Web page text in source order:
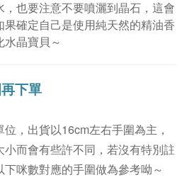
也要注意不要噴灑到晶石，這會
果確定自己是使用純天然的精油香
晶寶貝～
下單
， 出貨以16cm左右手圍為主 ，
而會有些許不同，若沒有特別註
咪數對應的手圍做為參考呦～